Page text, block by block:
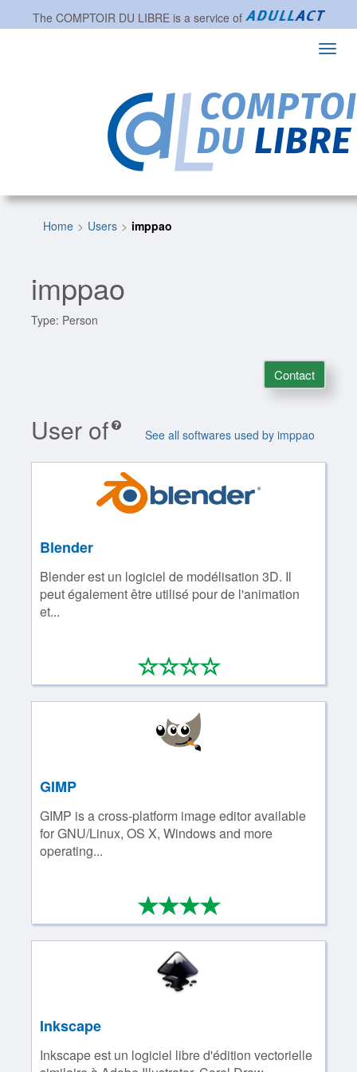
The COMPTOIR DU LIBREis a service of
Home Users imppao
imppao
Type: Person
Contact
User of See all softwares used by imppao
Blender
Blender est un logiciel de modélisation 3D. Il
peut également être utilisé pour de l'animation
et...
****
0/4
GIMP
GIMP is a cross-platform image editor available
for GNU/Linux, OS X, Windows and more
operating...
****
4/4
Inkscape
Inkscape est un logiciel libre d'édition vectorielle